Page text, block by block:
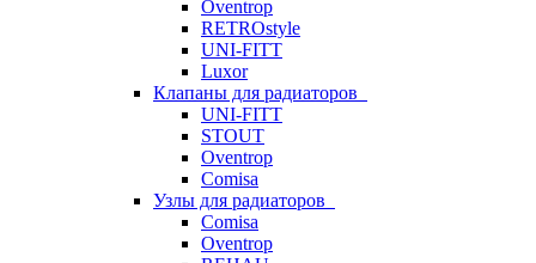
Oventrop
RETROstyle
UNI-FITT
Luxor
Клапаны для радиаторов
UNI-FITT
STOUT
Oventrop
Comisa
Узлы для радиаторов
Comisa
Oventrop